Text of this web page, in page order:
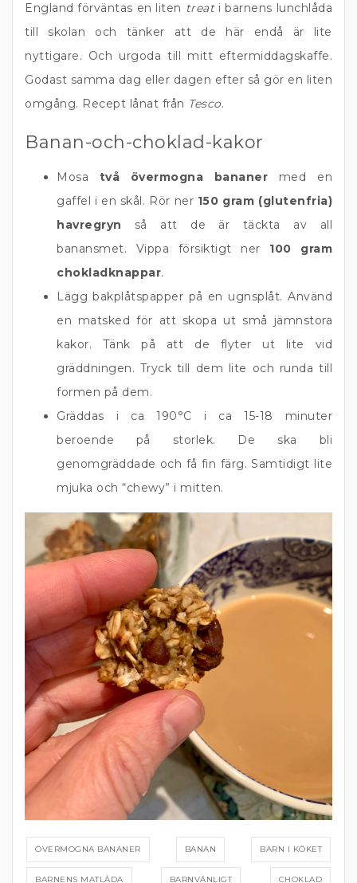
England förväntas en liten treati barnens lunchlåda
till skolan och tänker att de här endå är lite
nyttigare. Och urgoda till mitt eftermiddagskaffe.
Godast samma dag eller dagen efter så gör en liten
omgång. Recept lånat från Tesco.
Banan-och-choklad-kakor
Mosa två övermogna bananer med en
gaffel i en skål. Rör ner 150 gram (glutenfria)
havregryn så att de är täckta av all
banansmet. Vippa försiktigt ner 100 gram
chokladknappar.
Lägg bakplåtspapper på en ugnsplåt. Använd
en matsked för att skopa ut små jämnstora
kakor. Tänk på att de flyter ut lite vid
gräddningen. Tryck till dem lite och runda till
formen på dem.
Gräddas i ca 190°C i ca 15-18 minuter
beroende på storlek. De ska bli
genomgräddade och få fin färg. Samtidigt lite
mjuka och “chewy” i mitten.
ÖVERMOGNA BANANER BANAN BARN I KÖKET
BARNENS MATLÅDA BARNVÄNLIGT CHOKLAD